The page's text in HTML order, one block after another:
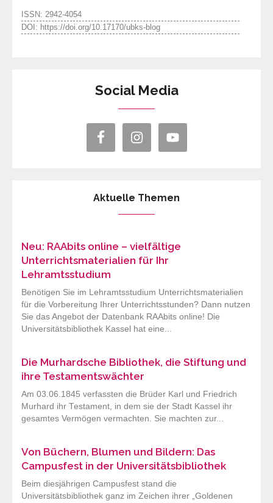
ISSN: 2942-4054
DOI: https://doi.org/10.17170/ubks-blog
Social Media
Aktuelle Themen
Neu: RAAbits online – vielfältige
Unterrichtsmaterialien für Ihr
Lehramtsstudium
Benötigen Sie im Lehramtsstudium Unterrichtsmaterialien
für die Vorbereitung Ihrer Unterrichtsstunden? Dann nutzen
Sie das Angebot der Datenbank RAAbits online! Die
Universitätsbibliothek Kassel hat eine...
Die Murhardsche Bibliothek, die Stiftung und
ihre Testamentswächter
Am 03.06.1845 verfassten die Brüder Karl und Friedrich
Murhard ihr Testament, in dem sie der Stadt Kassel ihr
gesamtes Vermögen vermachten. Sie machten zur...
Von Büchern, Blumen und Bildern: Das
Campusfest in der Universitätsbibliothek
Beim diesjährigen Campusfest stand die
Universitätsbibliothek ganz im Zeichen ihrer „Goldenen